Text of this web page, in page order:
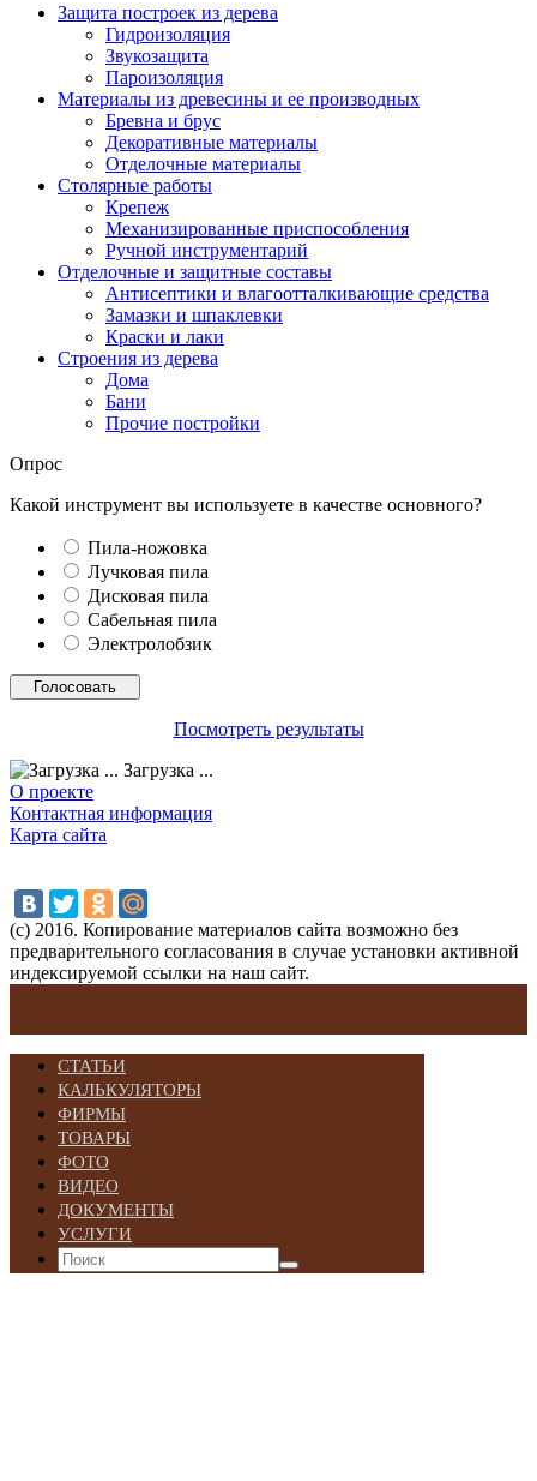
Защита построек из дерева
Гидроизоляция
Звукозащита
Пароизоляция
Материалы из древесины и ее производных
Бревна и брус
Декоративные материалы
Отделочные материалы
Столярные работы
Крепеж
Механизированные приспособления
Ручной инструментарий
Отделочные и защитные составы
Антисептики и влагоотталкивающие средства
Замазки и шпаклевки
Краски и лаки
Строения из дерева
Дома
Бани
Прочие постройки
Опрос
Какой инструмент вы используете в качестве основного?
Пила-ножовка
Лучковая пила
Дисковая пила
Сабельная пила
Электролобзик
Посмотреть результаты
Загрузка ...
О проекте
Контактная информация
Карта сайта
(с) 2016. Копирование материалов сайта возможно без
предварительного согласования в случае установки активной
индексируемой ссылки на наш сайт.
СТАТЬИ
КАЛЬКУЛЯТОРЫ
ФИРМЫ
ТОВАРЫ
ФОТО
ВИДЕО
ДОКУМЕНТЫ
УСЛУГИ